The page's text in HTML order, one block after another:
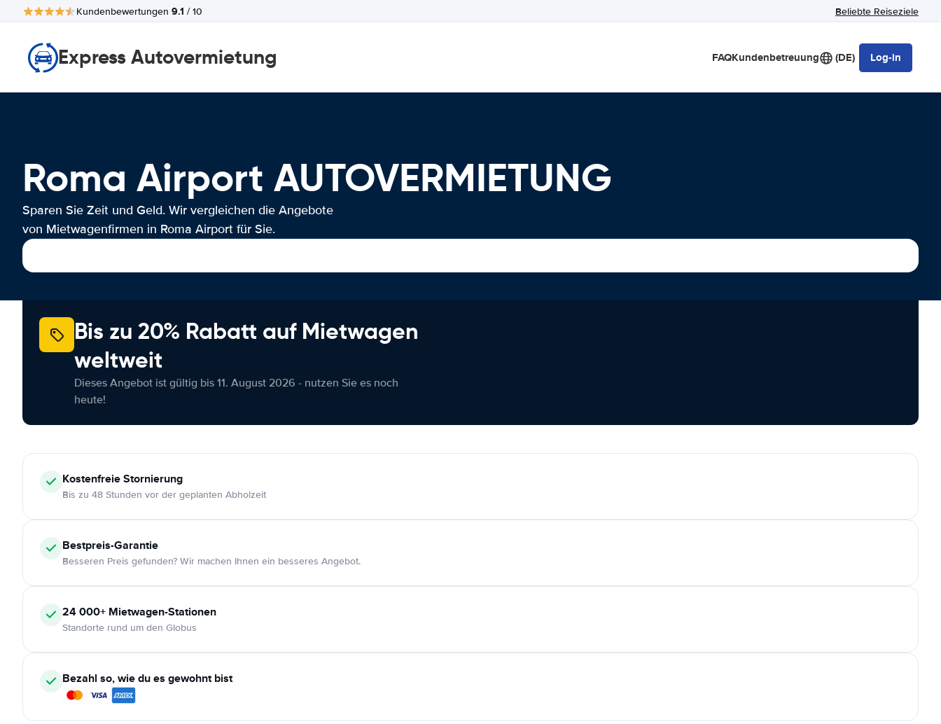
Kundenbewertungen 9.1 / 10 Beliebte Reiseziele
Express Autovermietung FAQKundenbetreuung (DE) Log-in
Roma Airport AUTOVERMIETUNG
Sparen Sie Zeit und Geld. Wir vergleichen die Angebote
von Mietwagenfirmen in Roma Airport für Sie.
Bis zu 20% Rabatt auf Mietwagen
weltweit
Dieses Angebot ist gültig bis 11. August 2026 - nutzen Sie es noch
heute!
KostenfreieStornierung
Bis zu 48 Stunden vor der geplanten Abholzeit
Bestpreis-Garantie
Besseren Preis gefunden? Wir machen Ihnen ein besseres Angebot.
24 000+ Mietwagen-Stationen
Standorte rund um den Globus
Bezahl so, wie du es gewohnt bist